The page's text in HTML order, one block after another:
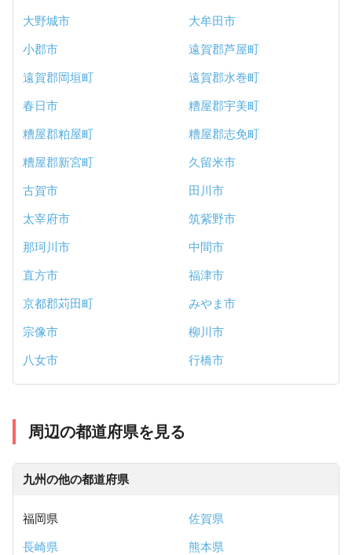
大野城市
大牟田市
小郡市
遠賀郡芦屋町
遠賀郡岡垣町
遠賀郡水巻町
春日市
糟屋郡宇美町
糟屋郡粕屋町
糟屋郡志免町
糟屋郡新宮町
久留米市
古賀市
田川市
太宰府市
筑紫野市
那珂川市
中間市
直方市
福津市
京都郡苅田町
みやま市
宗像市
柳川市
八女市
行橋市
周辺の都道府県を見る
九州の他の都道府県
福岡県
佐賀県
長崎県
熊本県